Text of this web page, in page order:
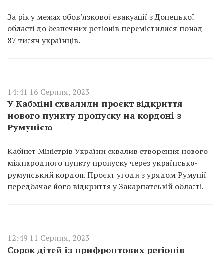
За рік у межах обов’язкової евакуації з Донецької
області до безпечних регіонів перемістилися понад
87 тисяч українців.
14:41 16 Серпня, 2023
У Кабміні схвалили проєкт відкриття
нового пункту пропуску на кордоні з
Румунією
Кабінет Міністрів України схвалив створення нового
міжнародного пункту пропуску через українсько-
румунський кордон. Проєкт угоди з урядом Румунії
передбачає його відкриття у Закарпатській області.
12:49 11 Серпня, 2023
Сорок дітей із прифронтових регіонів